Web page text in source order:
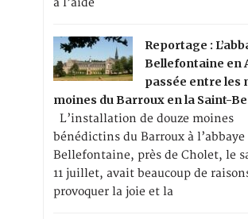
à l’aide
Reportage :
Bellefontaine en
passée entre les
moines du Barroux en la Saint-
L’installation de douze moines
bénédictins du Barroux à l’abbaye
Bellefontaine, près de Cholet, le
11 juillet, avait beaucoup de
provoquer la joie et la